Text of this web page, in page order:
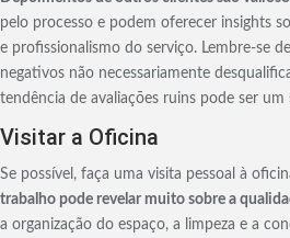
pelo processo e podem oferecer insights
e profissionalismo do serviço. Lembre-se
negativos não necessariamente
tendência de avaliações ruins pode ser um
Visitar a Oficina
Se possível, faça uma visita pessoal à
trabalho pode revelar muito sobre a
a organização do espaço, a limpeza e a